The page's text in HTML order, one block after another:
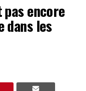
pas encore
dans les